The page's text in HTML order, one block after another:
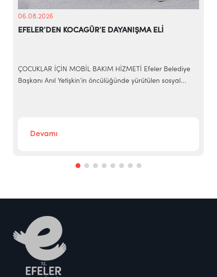
06.08.2026
EFELER’DEN KOCAGÜR’E DAYANIŞMA ELİ
ÇOCUKLAR İÇİN MOBİL BAKIM HİZMETİ Efeler Belediye
Başkanı Anıl Yetişkin’in öncülüğünde yürütülen sosyal...
Devamı